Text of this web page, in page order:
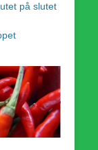
på slutet